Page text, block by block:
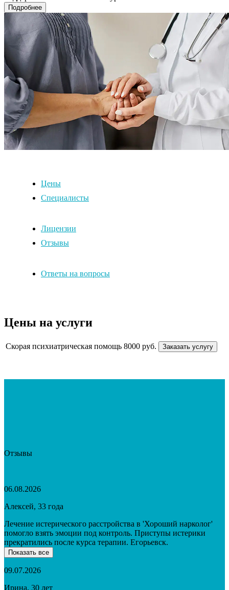
Подробнее
Цены
Специалисты
Лицензии
Отзывы
Ответы на вопросы
Цены на услуги
Скорая психиатрическая помощь 8000 руб. Заказать услугу
Отзывы
06.08.2026
Алексей, 33 года
Лечение истерического расстройства в 'Хороший нарколог'
помогло взять эмоции под контроль. Приступы истерики
прекратились после курса терапии. Егорьевск.
Показать все
09.07.2026
Ирина, 30 лет